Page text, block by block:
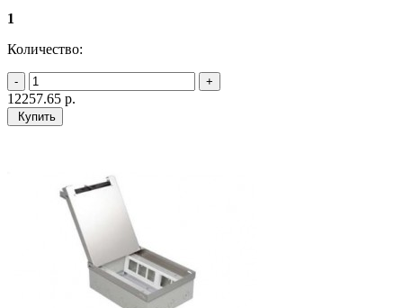
1
Количество:
12257.65 р.
Купить